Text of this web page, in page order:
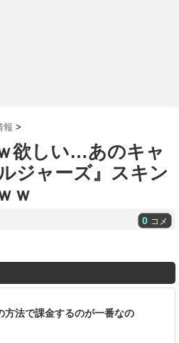
報 >
欲しい…あのキャ
ジャーズ』スキン
ｗ
0 コメ
方法で課金するのが一番なの